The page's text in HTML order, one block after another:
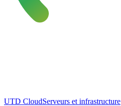
UTD CloudServeurs et infrastructure